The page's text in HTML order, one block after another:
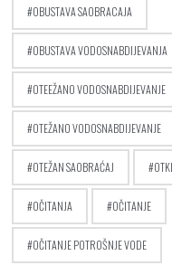
OBUSTAVA SAOBRACAJA
OBUSTAVA VODOSNABDIJEVANJA
OTEEŽANO VODOSNABDIJEVANJE
OTEŽANO VODOSNABDIJEVANJE
OTEŽAN SAOBRAĆAJ
OČITANJA OČITANJE
OČITANJE POTROŠNJE VODE